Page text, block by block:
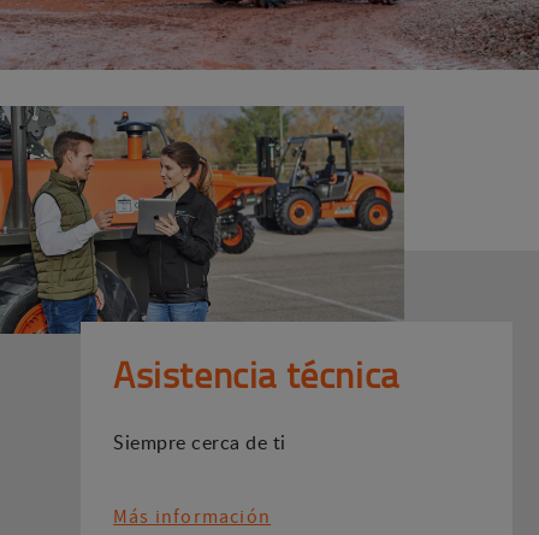
Asistencia técnica
Siempre cerca de ti
Más información